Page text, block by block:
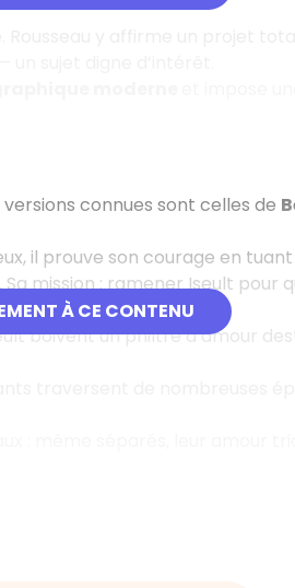
À CE CONTENU
connues sont celles de
il prouve son courage en
mission : ramener Iseult pour
boivent un philtre d’amour